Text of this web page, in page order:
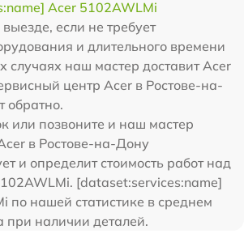
Acer 5102AWLMi
если не требует
и длительного времени
случаях наш мастер доставит Acer
центр Acer в Ростове-на-
обратно.
или позвоните и наш мастер
в Ростове-на-Дону
и определит стоимость работ над
[dataset:services:name]
по нашей статистике в среднем
при наличии деталей.